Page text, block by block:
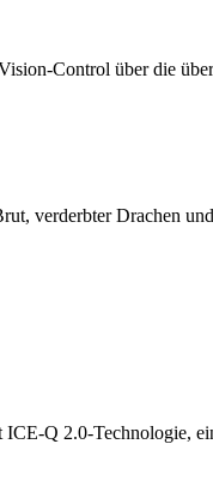
Control über die
verderbter Drachen
Q 2.0-Technologie,